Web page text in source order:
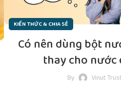
KIẾN THỨC & CHIA SẺ
Có nên dùng bột
thay cho
By
Vinut Trust